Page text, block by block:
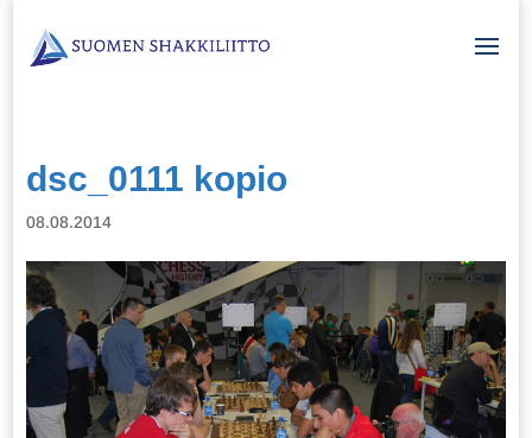
dsc_0111 kopio
08.08.2014